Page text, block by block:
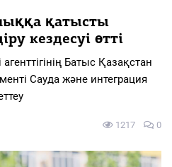
қатысты
кездесуі өтті
Батыс Қазақстан
Сауда және интеграция
1217 0